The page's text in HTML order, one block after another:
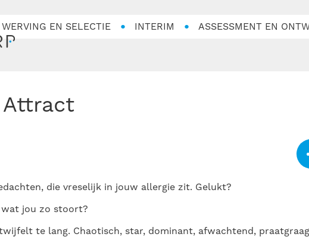
WERVING EN SELECTIE INTERIM ASSESSMENT EN
Attract
die vreselijk in jouw allergie zit. Gelukt?
jou zo stoort?
te lang. Chaotisch, star, dominant, afwachtend,